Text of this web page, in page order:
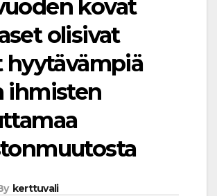
kovat
olisivat
hyytävämpiä
ihmisten
kerttuvali